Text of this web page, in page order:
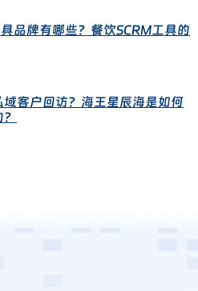
品牌有哪些？餐饮SCRM工具的
客户回访？海王星辰海是如何